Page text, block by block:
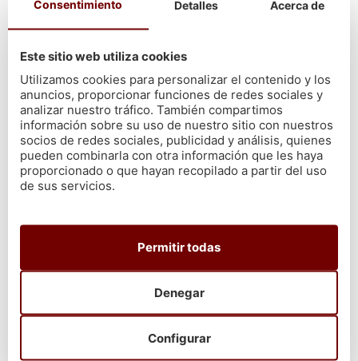
y una pizca de sal. Hornea durante 15-20 minutos, dependiendo
delgrosor de los filetes.Este plato es perfecto para una cena
ligera, acompañado de arroz blanco o una ensalada fresca.
Compra pescados gallegos en
Cetárea Burela
Para garantizar la frescura y calidad de tus platos, es esencial
comenzar coningredientes de primera.En Cetárea Burela nos
especializamos en ofrecerte lo mejor en productos del mar.
mesa, para que tus recetas se destaquen.
Disfruta de recetas con pescados
solo estás alimentándote de la mejor manera. También estás
Consentimiento Detalles Acerca de
Este sitio web utiliza cookies
Utilizamos cookies para personalizar el contenido y los
anuncios, proporcionar funciones de redes sociales y
analizar nuestro tráfico. También compartimos
información sobre su uso de nuestro sitio con nuestros
socios de redes sociales, publicidad y análisis, quienes
pueden combinarla con otra información que les haya
proporcionado o que hayan recopilado a partir del uso
de sus servicios.
Configurar
Denegar
Permitir todas